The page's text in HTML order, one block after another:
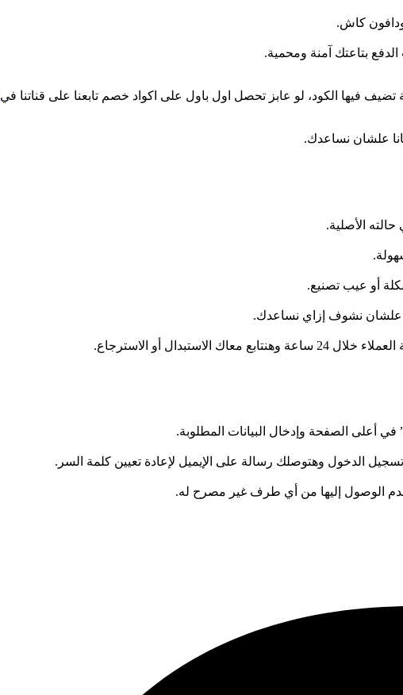
كاش.
بتاعتك آمنة ومحمية.
فيها الكود، لو عابز تحصل اول باول على اكواد خصم تابعنا على قناتنا في
علشان نساعدك.
أو عيب تصنيع.
علشان نشوف إزاي نساعدك.
أو الاسترجاع.
الصفحة وإدخال البيانات المطلوبة.
الدخول وهتوصلك رسالة على الإيميل لإعادة تعيين كلمة السر.
عدم الوصول إليها من أي طرف غير مصرح له.